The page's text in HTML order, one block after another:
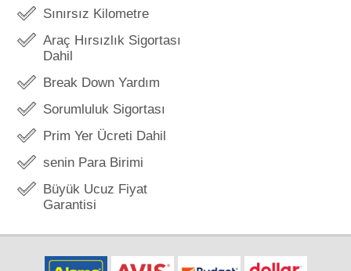
Sınırsız Kilometre
Araç Hırsızlık Sigortası
Dahil
Break Down Yardım
Sorumluluk Sigortası
Prim Yer Ücreti Dahil
senin Para Birimi
Büyük Ucuz Fiyat
Garantisi